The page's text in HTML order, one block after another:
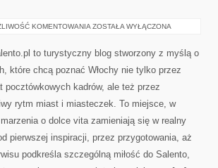
KOMENTOWANIA NEAPOL
ZOSTAŁA WYŁĄCZONA
to turystyczny blog stworzony z myślą o
które chcą poznać Włochy nie tylko przez
pocztówkowych kadrów, ale też przez
rytm miast i miasteczek. To miejsce, w
o dolce vita zamieniają się w realny
pierwszej inspiracji, przez przygotowania, aż
podkreśla szczególną miłość do Salento,